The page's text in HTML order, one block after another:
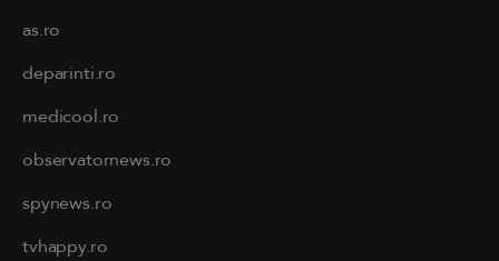
as.ro
deparinti.ro
medicool.ro
observatornews.ro
spynews.ro
tvhappy.ro